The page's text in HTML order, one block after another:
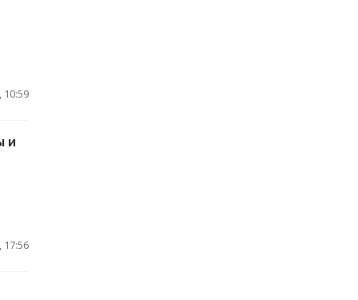
10:59
и
17:56